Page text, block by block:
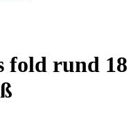
fold rund 18